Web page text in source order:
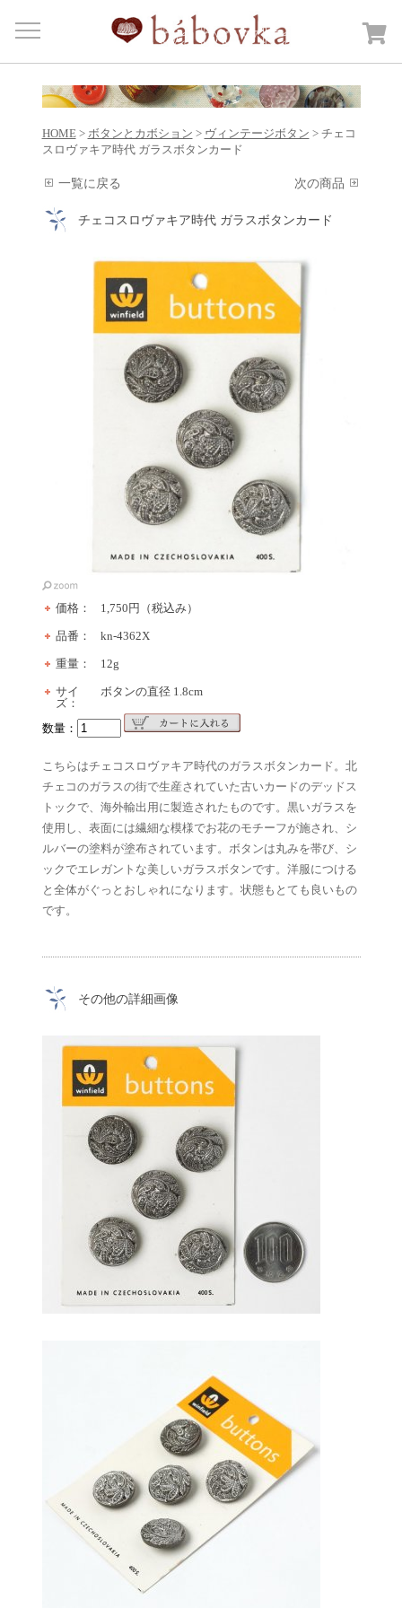
Menu
HOME
商品カテゴリーOpen submenu
カートを見る
bábovkaについて
ご注文・送料について
HOME> ボタンとカボション > ヴィンテージボタン > チェコ
スロヴァキア時代 ガラスボタンカード
一覧に戻る 次の商品
チェコスロヴァキア時代 ガラスボタンカード
価格： 1,750円（税込み）
品番： kn-4362X
重量： 12g
サイ
ズ：
ボタンの直径 1.8cm
数量：
こちらはチェコスロヴァキア時代のガラスボタンカード。北
チェコのガラスの街で生産されていた古いカードのデッドス
トックで、海外輸出用に製造されたものです。黒いガラスを
使用し、表面には繊細な模様でお花のモチーフが施され、シ
ルバーの塗料が塗布されています。ボタンは丸みを帯び、シ
ックでエレガントな美しいガラスボタンです。洋服につける
と全体がぐっとおしゃれになります。状態もとても良いもの
です。
その他の詳細画像